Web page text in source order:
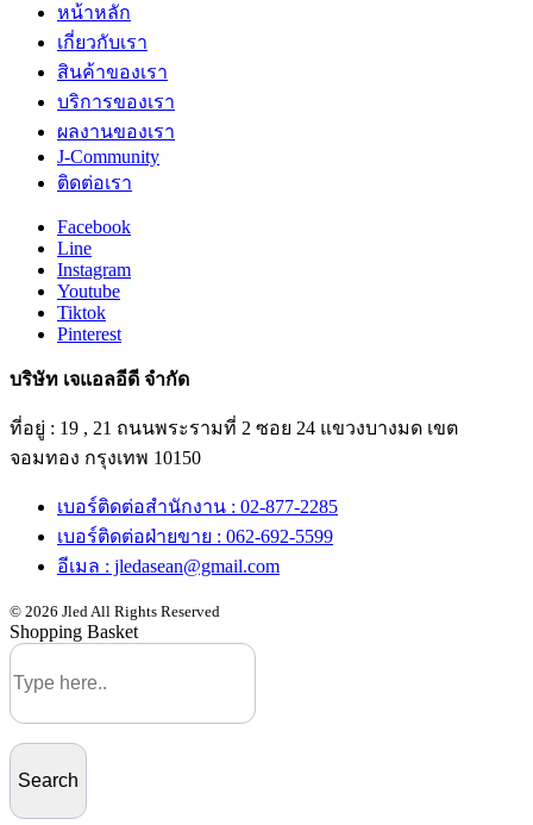
หน้าหลัก
เกี่ยวกับเรา
สินค้าของเรา
บริการของเรา
ผลงานของเรา
J-Community
ติดต่อเรา
Facebook
Line
Instagram
Youtube
Tiktok
Pinterest
บริษัท เจแอลอีดี จำกัด
ที่อยู่ : 19 , 21 ถนนพระรามที่ 2 ซอย 24 แขวงบางมด เขต
จอมทอง กรุงเทพ 10150
เบอร์ติดต่อสำนักงาน : 02-877-2285
เบอร์ติดต่อฝ่ายขาย : 062-692-5599
อีเมล : jledasean@gmail.com
© 2026 Jled All Rights Reserved
Shopping Basket